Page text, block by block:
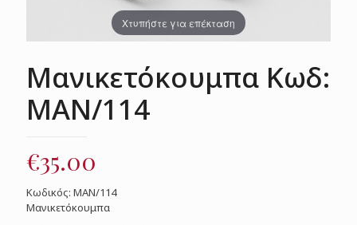
Χτυπήστε για επέκταση
Μανικετόκουμπα Κωδ:
ΜΑΝ/114
€35.00
Κωδικός: ΜΑΝ/114
Μανικετόκουμπα